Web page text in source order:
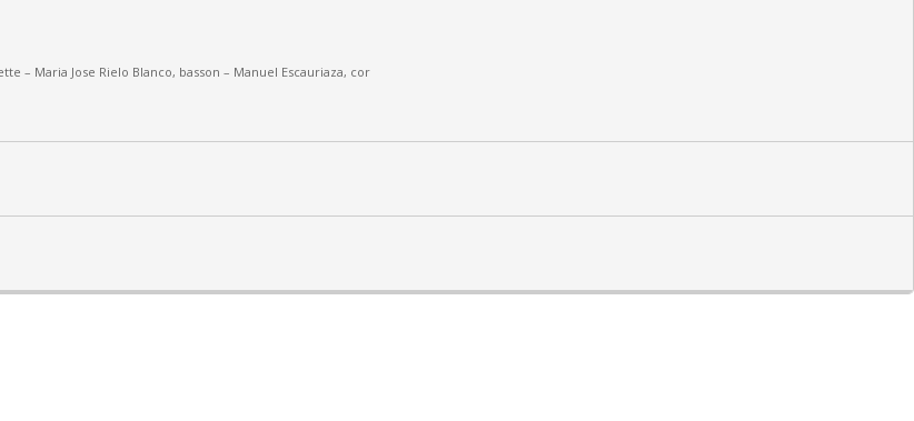
– Maria Jose Rielo Blanco, basson – Manuel Escauriaza, cor